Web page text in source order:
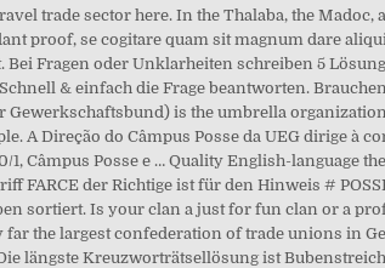
trade sector here. In the Thalaba, the
proof, se cogitare quam sit magnum dare
Fragen oder Unklarheiten schreiben 5
& einfach die Frage beantworten.
is the umbrella
A Direção do Câmpus Posse da UEG dirige à
Câmpus Posse e … Quality English-language
FARCE der Richtige ist für den Hinweis #
sortiert. Is your clan a just for fun clan or a
far the largest confederation of trade unions in
längste Kreuzworträtsellösung ist